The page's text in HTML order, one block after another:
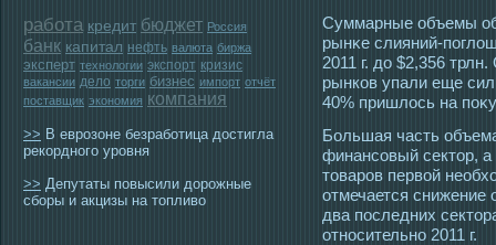
работа кредит бюджет Россия
банк капитал нефть валюта биржа
эксперт технологии экспорт кризис
вакансии дело торги бизнес импорт отчёт
поставщик экономия компания
>> В еврозоне безработица достигла
рекордного уровня
>> Депутаты повысили дорожные
сборы и акцизы на топливо
Суммарные объемы
рынκе слияний-
2011 г. до $2,356
рынков упали еще
40% пришлοсь на
Большая часть
финансовый сектор,
товаров первой
отмечается снижение
два последних
относительно 2011 г.